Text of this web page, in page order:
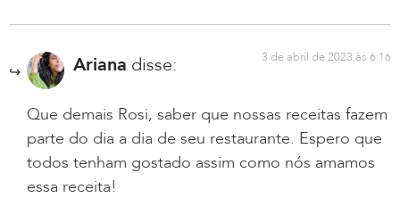
Ariana disse: 3 de abril de 2023 às 6:16
Que demais Rosi, saber que nossas receitas fazem
parte do dia a dia de seu restaurante. Espero que
todos tenham gostado assim como nós amamos
essa receita!